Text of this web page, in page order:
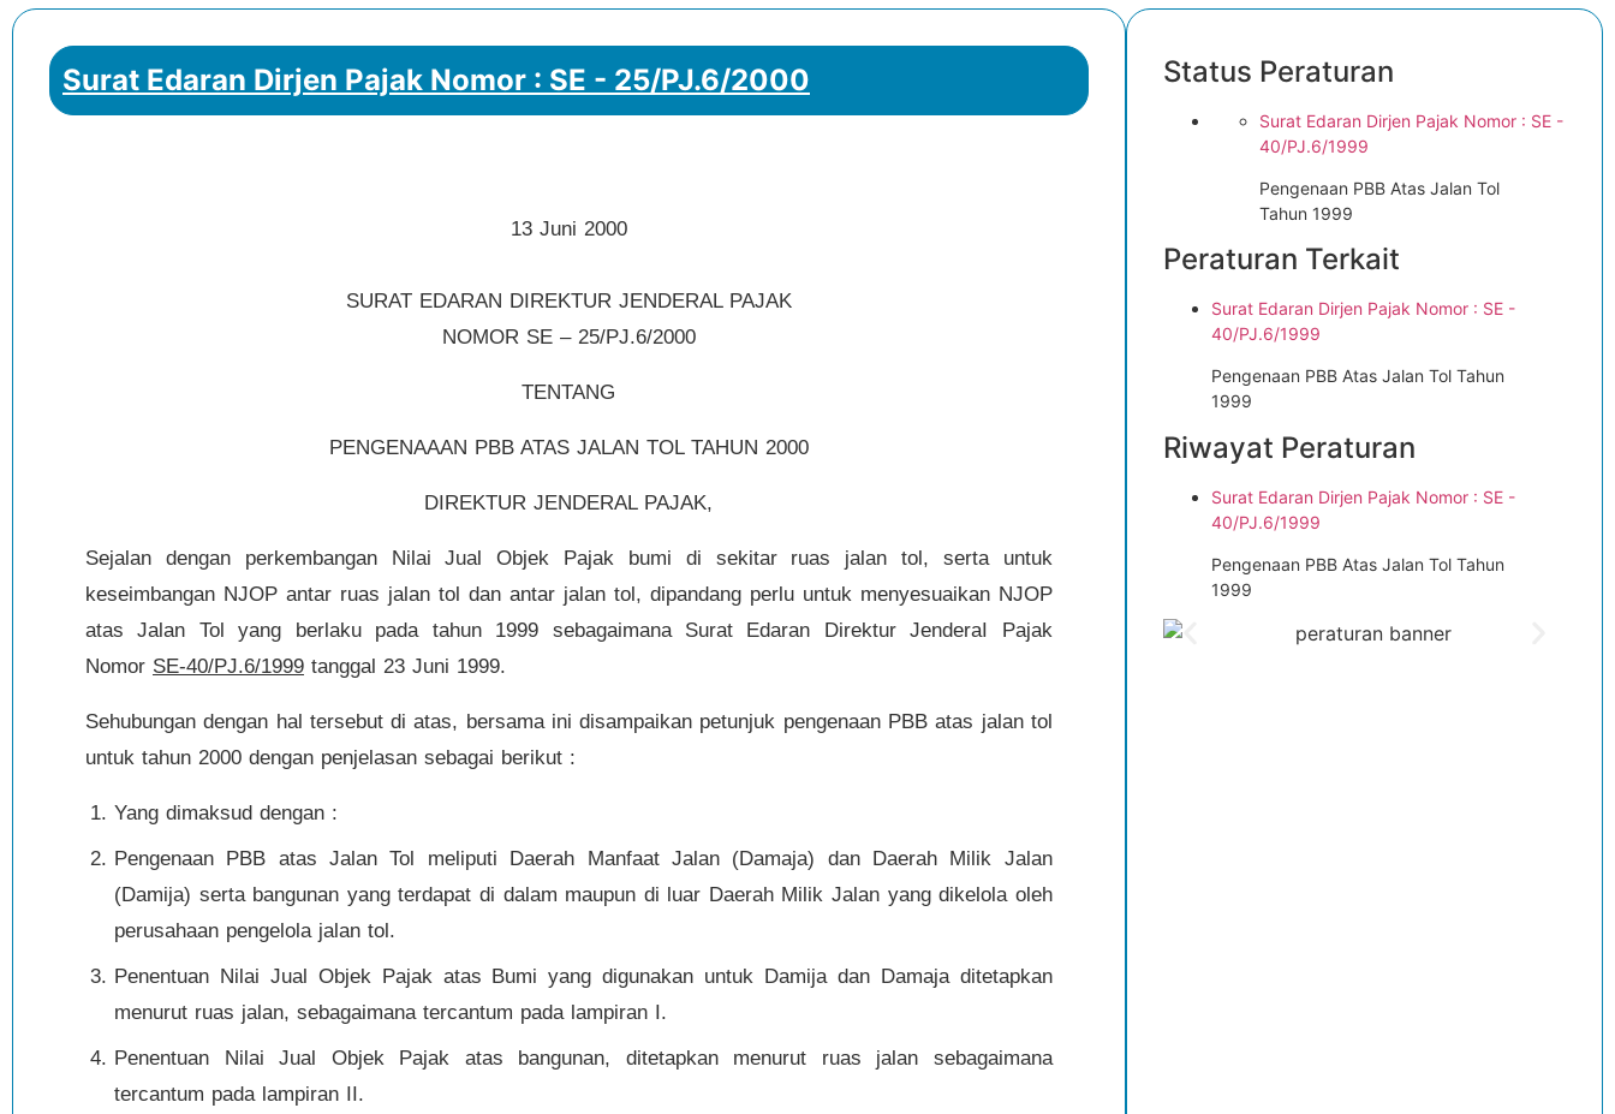
Surat Edaran Dirjen Pajak Nomor : SE - 25/PJ.6/2000
13 Juni 2000
SURAT EDARAN DIREKTUR JENDERAL PAJAK
NOMOR SE – 25/PJ.6/2000
TENTANG
PENGENAAAN PBB ATAS JALAN TOL TAHUN 2000
DIREKTUR JENDERAL PAJAK,
Sejalan dengan perkembangan Nilai Jual Objek Pajak bumi di sekitar ruas jalan tol, serta untuk
keseimbangan NJOP antar ruas jalan tol dan antar jalan tol, dipandang perlu untuk menyesuaikan NJOP
atas Jalan Tol yang berlaku pada tahun 1999 sebagaimana Surat Edaran Direktur JenderaI Pajak
Nomor SE-40/PJ.6/1999 tanggal 23 Juni 1999.
Sehubungan dengan hal tersebut di atas, bersama ini disampaikan petunjuk pengenaan PBB atas jalan tol
untuk tahun 2000 dengan penjelasan sebagai berikut :
Yang dimaksud dengan :
Pengenaan PBB atas Jalan Tol meliputi Daerah Manfaat Jalan (Damaja) dan Daerah Milik Jalan
(Damija) serta bangunan yang terdapat di dalam maupun di luar Daerah Milik Jalan yang dikelola oleh
perusahaan pengelola jalan tol.
Penentuan Nilai Jual Objek Pajak atas Bumi yang digunakan untuk Damija dan Damaja ditetapkan
menurut ruas jalan, sebagaimana tercantum pada lampiran I.
Penentuan Nilai Jual Objek Pajak atas bangunan, ditetapkan menurut ruas jalan sebagaimana
tercantum pada lampiran II.
Status Peraturan
Surat Edaran Dirjen Pajak Nomor : SE -
40/PJ.6/1999
Pengenaan PBB Atas Jalan Tol
Tahun 1999
Peraturan Terkait
Surat Edaran Dirjen Pajak Nomor : SE -
40/PJ.6/1999
Pengenaan PBB Atas Jalan Tol Tahun
1999
Riwayat Peraturan
Surat Edaran Dirjen Pajak Nomor : SE -
40/PJ.6/1999
Pengenaan PBB Atas Jalan Tol Tahun
1999